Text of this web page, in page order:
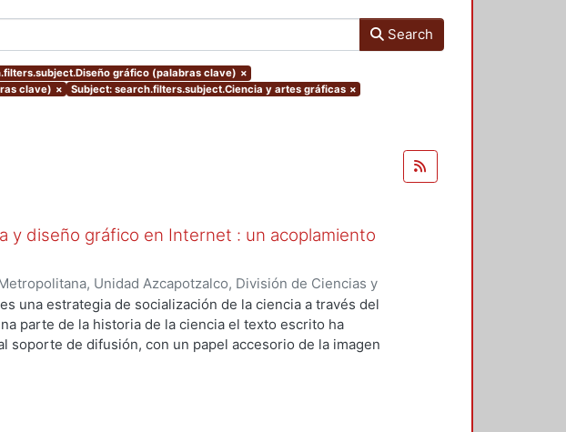
Search
gráfico (palabras clave) ×
clave) × Subject: search.filters.subject.Ciencia y artes gráficas ×
y diseño gráfico en Internet : un acoplamiento
Unidad Azcapotzalco, División de Ciencias y
de Evaluación del Diseño en el Tiempo,2013-
una estrategia de socialización de la ciencia a través del
parte de la historia de la ciencia el texto escrito ha
soporte de difusión, con un papel accesorio de la imagen